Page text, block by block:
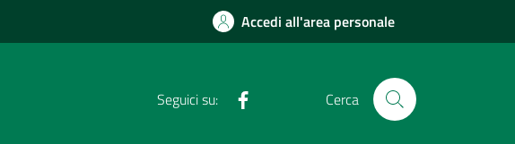
Accedi all'area personale
Seguici su: Cerca